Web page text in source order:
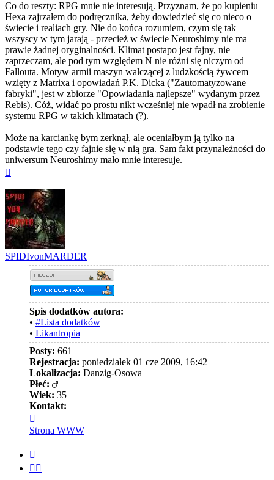
Co do reszty: RPG mnie nie interesują. Przyznam, że po kupieniu
Hexa zajrzałem do podręcznika, żeby dowiedzieć się co nieco o
świecie i realiach gry. Nie do końca rozumiem, czym się tak
wszyscy w tym jarają - przecież w świecie Neuroshimy nie ma
prawie żadnej oryginalności. Klimat postapo jest fajny, nie
zaprzeczam, ale pod tym względem N nie różni się niczym od
Fallouta. Motyw armii maszyn walczącej z ludzkością żywcem
wzięty z Matrixa i opowiadań P.K. Dicka ("Zautomatyzowane
fabryki", jest w zbiorze "Opowiadania najlepsze" wydanym przez
Rebis). Cóż, widać po prostu nikt wcześniej nie wpadł na zrobienie
systemu RPG w takich klimatach (?).
Może na karciankę bym zerknął, ale oceniałbym ją tylko na
podstawie tego czy fajnie się w nią gra. Sam fakt przynależności do
uniwersum Neuroshimy mało mnie interesuje.
SPIDIvonMARDER
Spis dodatków autora:
• #Lista dodatków
• Likantropia
Posty: 661
Rejestracja: poniedziałek 01 cze 2009, 16:42
Lokalizacja: Danzig-Osowa
Płeć:
Wiek: 35
Kontakt:
się
z
Strona WWW